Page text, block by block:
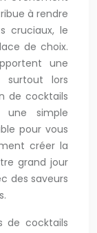
à rendre
cruciaux, le
de choix.
une
surtout lors
de cocktails
une simple
pour vous
créer la
grand jour
des saveurs
de cocktails